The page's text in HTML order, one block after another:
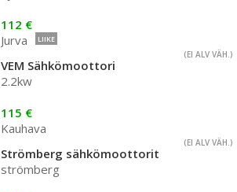
112 €
Jurva
LIIKE
(EI ALV VÄH.)
VEM Sähkömoottori
2.2kw
115 €
Kauhava
(EI ALV VÄH.)
Strömberg sähkömoottorit
strömberg